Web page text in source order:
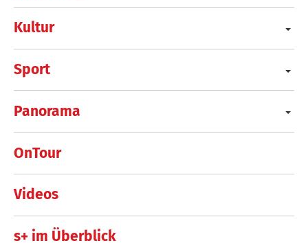
Kultur
Sport
Panorama
OnTour
Videos
s+ im Überblick